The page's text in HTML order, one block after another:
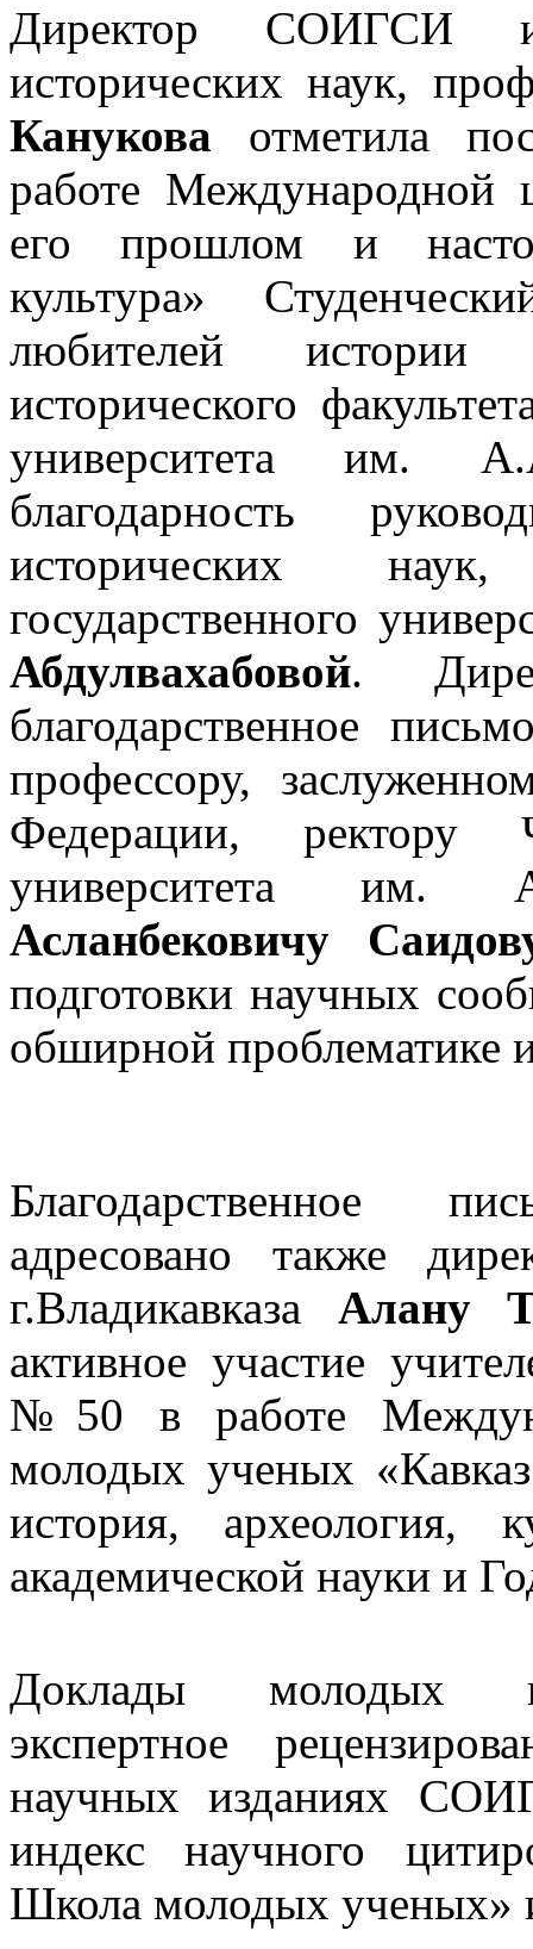
Директор СОИГСИ
исторических наук,
Канукова отметила
работе Международной
его прошлом и
культура»
любителей
исторического
университета им.
благодарность
исторических
государственного
Абдулвахабовой.
благодарственное
профессору,
Федерации, ректору
университета
Асланбековичу
подготовки научных
обширной проблематике
Благодарственное
адресовано также
г.Владикавказа Алану
активное участие
№50 в работе
молодых ученых
история, археология,
академической науки и
Доклады молодых
экспертное
научных изданиях
индекс научного
Школа молодых